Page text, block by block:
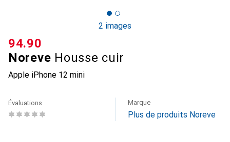
2 images
Noreve Housse cuir
Apple iPhone 12 mini
CHF
94.90
Évaluations Marque
Plus de produits Noreve